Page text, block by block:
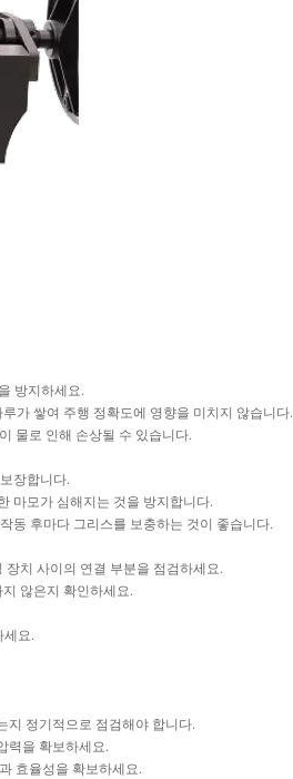
방지하세요.
가 쌓여 주행 정확도에 영향을 미치지 않습니다.
물로 인해 손상될 수 있습니다.
장합니다.
마모가 심해지는 것을 방지합니다.
동 후마다 그리스를 보충하는 것이 좋습니다.
치 사이의 연결 부분을 점검하세요.
않은지 확인하세요.
세요.
지 정기적으로 점검해야 합니다.
력을 확보하세요.
효율성을 확보하세요.